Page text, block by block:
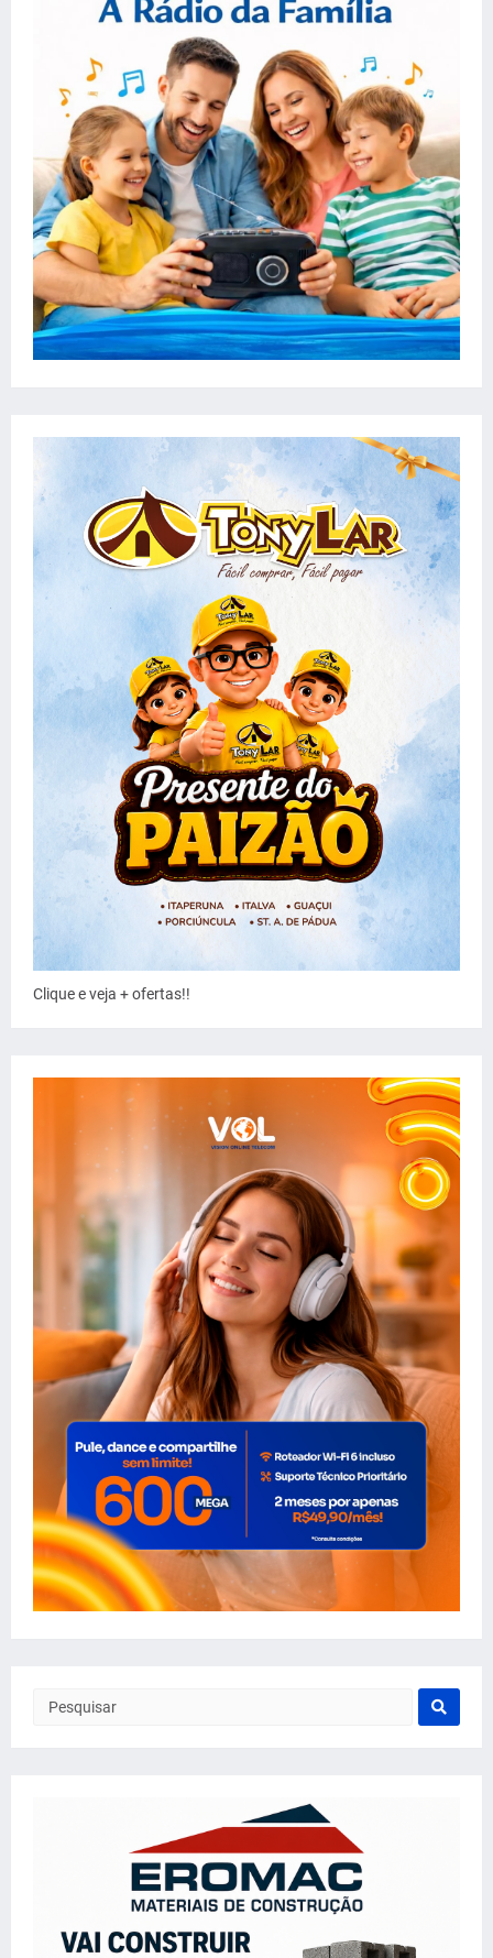
Clique e veja + ofertas!!